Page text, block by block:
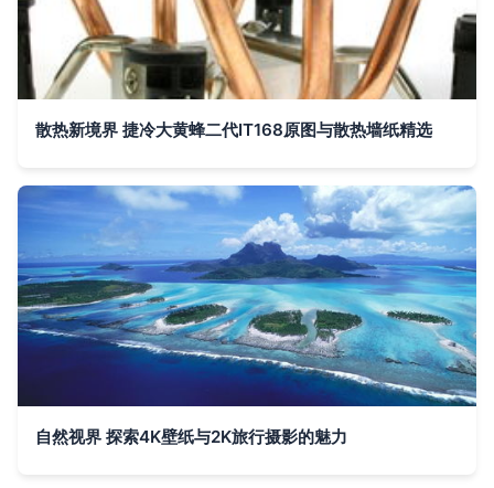
散热新境界 捷冷大黄蜂二代IT168原图与散热墙纸精选
自然视界 探索4K壁纸与2K旅行摄影的魅力